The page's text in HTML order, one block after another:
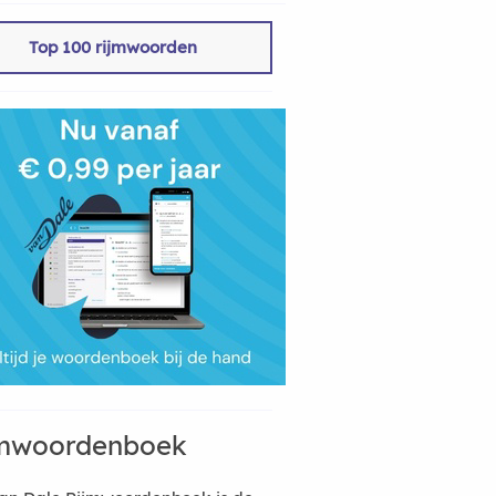
Top 100 rijmwoorden